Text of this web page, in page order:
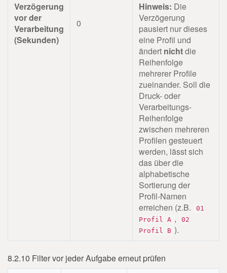
Verzögerung
vor der
Verarbeitung
(Sekunden)
0
Hinweis: Die
Verzögerung
pausiert nur dieses
eine Profil und
ändert nichtdie
Reihenfolge
mehrerer Profile
zueinander. Soll die
Druck- oder
Verarbeitungs-
Reihenfolge
zwischen mehreren
Profilen gesteuert
werden, lässt sich
das über die
alphabetische
Sortierung der
Profil-Namen
erreichen (z.B.
01
Profil A ,
02
Profil B ).
8.2.10 Filter vor jeder Aufgabe erneut prüfen